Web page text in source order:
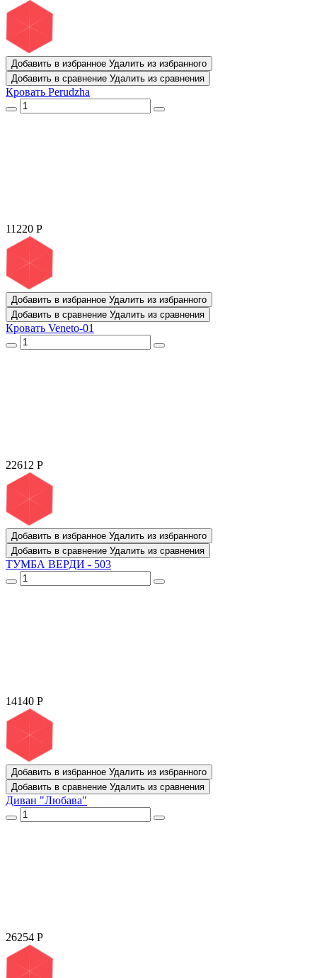
Добавить в избранное Удалить из избранного
Добавить в сравнение Удалить из сравнения
Кровать Perudzha
11220 Р
Добавить в избранное Удалить из избранного
Добавить в сравнение Удалить из сравнения
Кровать Veneto-01
22612 Р
Добавить в избранное Удалить из избранного
Добавить в сравнение Удалить из сравнения
ТУМБА ВЕРДИ - 503
14140 Р
Добавить в избранное Удалить из избранного
Добавить в сравнение Удалить из сравнения
Диван "Любава"
26254 Р